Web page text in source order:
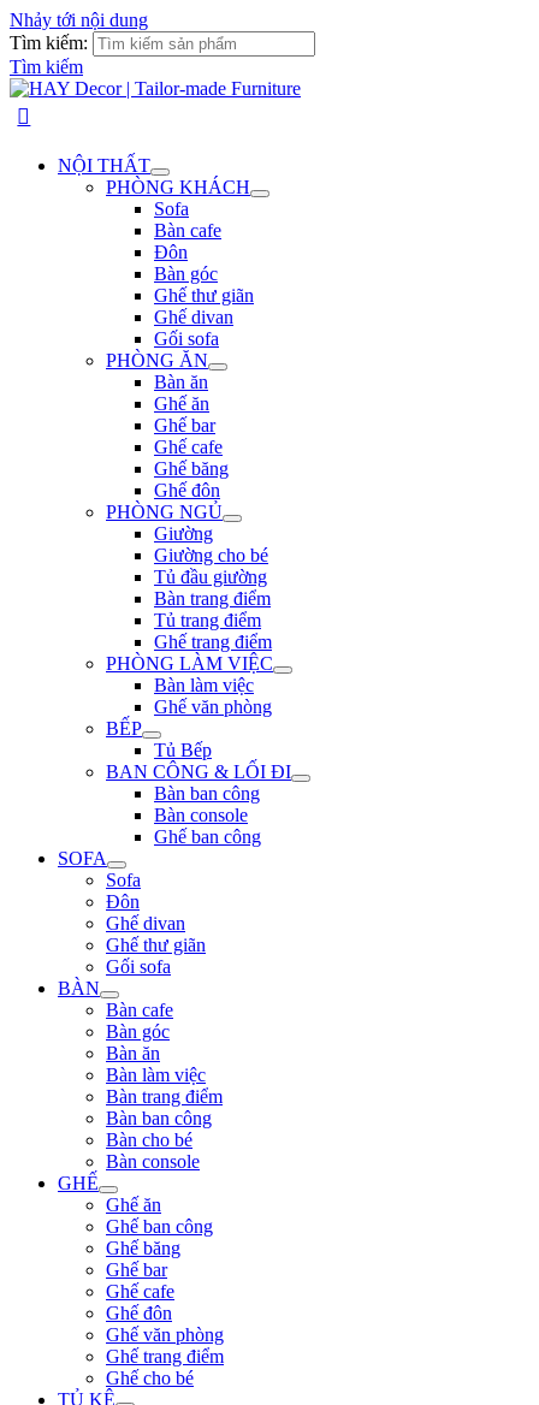
Nhảy tới nội dung
Tìm kiếm:
Tìm kiếm
NỘI THẤT
PHÒNG KHÁCH
Sofa
Bàn cafe
Đôn
Bàn góc
Ghế thư giãn
Ghế divan
Gối sofa
PHÒNG ĂN
Bàn ăn
Ghế ăn
Ghế bar
Ghế cafe
Ghế băng
Ghế đôn
PHÒNG NGỦ
Giường
Giường cho bé
Tủ đầu giường
Bàn trang điểm
Tủ trang điểm
Ghế trang điểm
PHÒNG LÀM VIỆC
Bàn làm việc
Ghế văn phòng
BẾP
Tủ Bếp
BAN CÔNG & LỐI ĐI
Bàn ban công
Bàn console
Ghế ban công
SOFA
Sofa
Đôn
Ghế divan
Ghế thư giãn
Gối sofa
BÀN
Bàn cafe
Bàn góc
Bàn ăn
Bàn làm việc
Bàn trang điểm
Bàn ban công
Bàn cho bé
Bàn console
GHẾ
Ghế ăn
Ghế ban công
Ghế băng
Ghế bar
Ghế cafe
Ghế đôn
Ghế văn phòng
Ghế trang điểm
Ghế cho bé
TỦ KỆ